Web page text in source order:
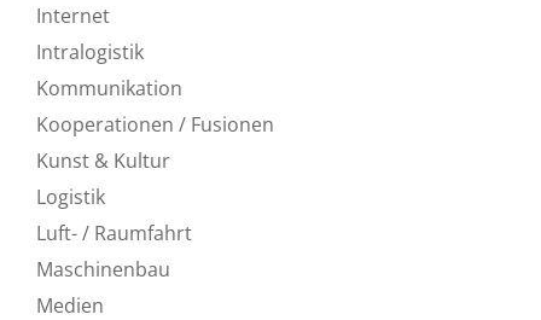
Internet
Intralogistik
Kommunikation
Kooperationen / Fusionen
Kunst & Kultur
Logistik
Luft- / Raumfahrt
Maschinenbau
Medien